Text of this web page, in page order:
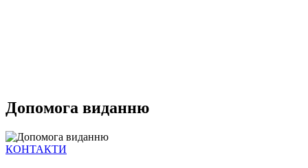
Допомога виданню
КОНТАКТИ